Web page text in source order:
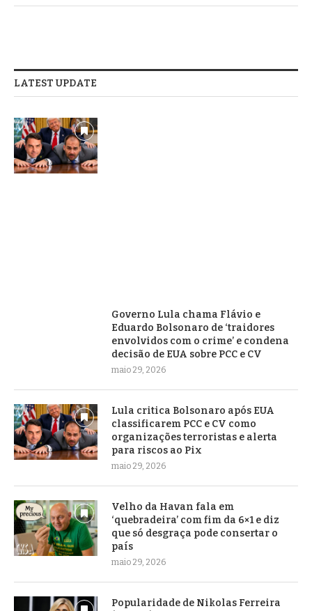
LATEST UPDATE
Governo Lula chama Flávio e
Eduardo Bolsonaro de ‘traidores
envolvidos com o crime’ e condena
decisão de EUA sobre PCC e CV
maio 29, 2026
Lula critica Bolsonaro após EUA
classificarem PCC e CV como
organizações terroristas e alerta
para riscos ao Pix
maio 29, 2026
Velho da Havan fala em
‘quebradeira’ com fim da 6×1 e diz
que só desgraça pode consertar o
país
maio 29, 2026
Popularidade de Nikolas Ferreira